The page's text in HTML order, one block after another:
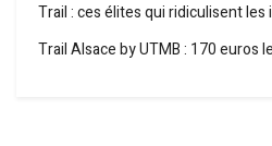
Trail : ces élites qui ridiculisent
Trail Alsace by UTMB : 170 euros